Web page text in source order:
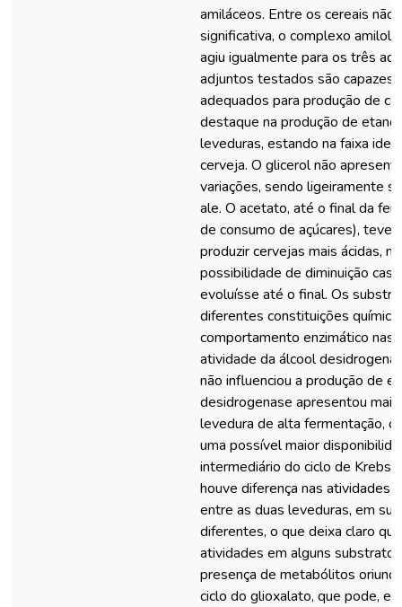
amiláceos. Entre os cereais não
significativa, o complexo
agiu igualmente para os três
adjuntos testados são capazes
adequados para produção de
destaque na produção de
leveduras, estando na faixa
cerveja. O glicerol não
variações, sendo ligeiramente
ale. O acetato, até o final da
de consumo de açúcares), teve
produzir cervejas mais ácidas,
possibilidade de diminuição
evoluísse até o final. Os
diferentes constituições
comportamento enzimático nas
atividade da álcool
não influenciou a produção de
desidrogenase apresentou
levedura de alta fermentação, o
uma possível maior
intermediário do ciclo de Krebs.
houve diferença nas atividades
entre as duas leveduras, em
diferentes, o que deixa claro
atividades em alguns
presença de metabólitos
ciclo do glioxalato, que pode,